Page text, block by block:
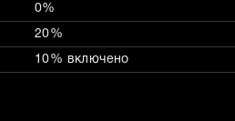
0%
20%
10% включено